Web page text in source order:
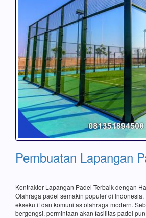
Pembuatan Lapangan
Kontraktor Lapangan Padel Terbaik dengan
Olahraga padel semakin populer di
eksekutif dan komunitas olahraga modern.
bergengsi, permintaan akan fasilitas padel